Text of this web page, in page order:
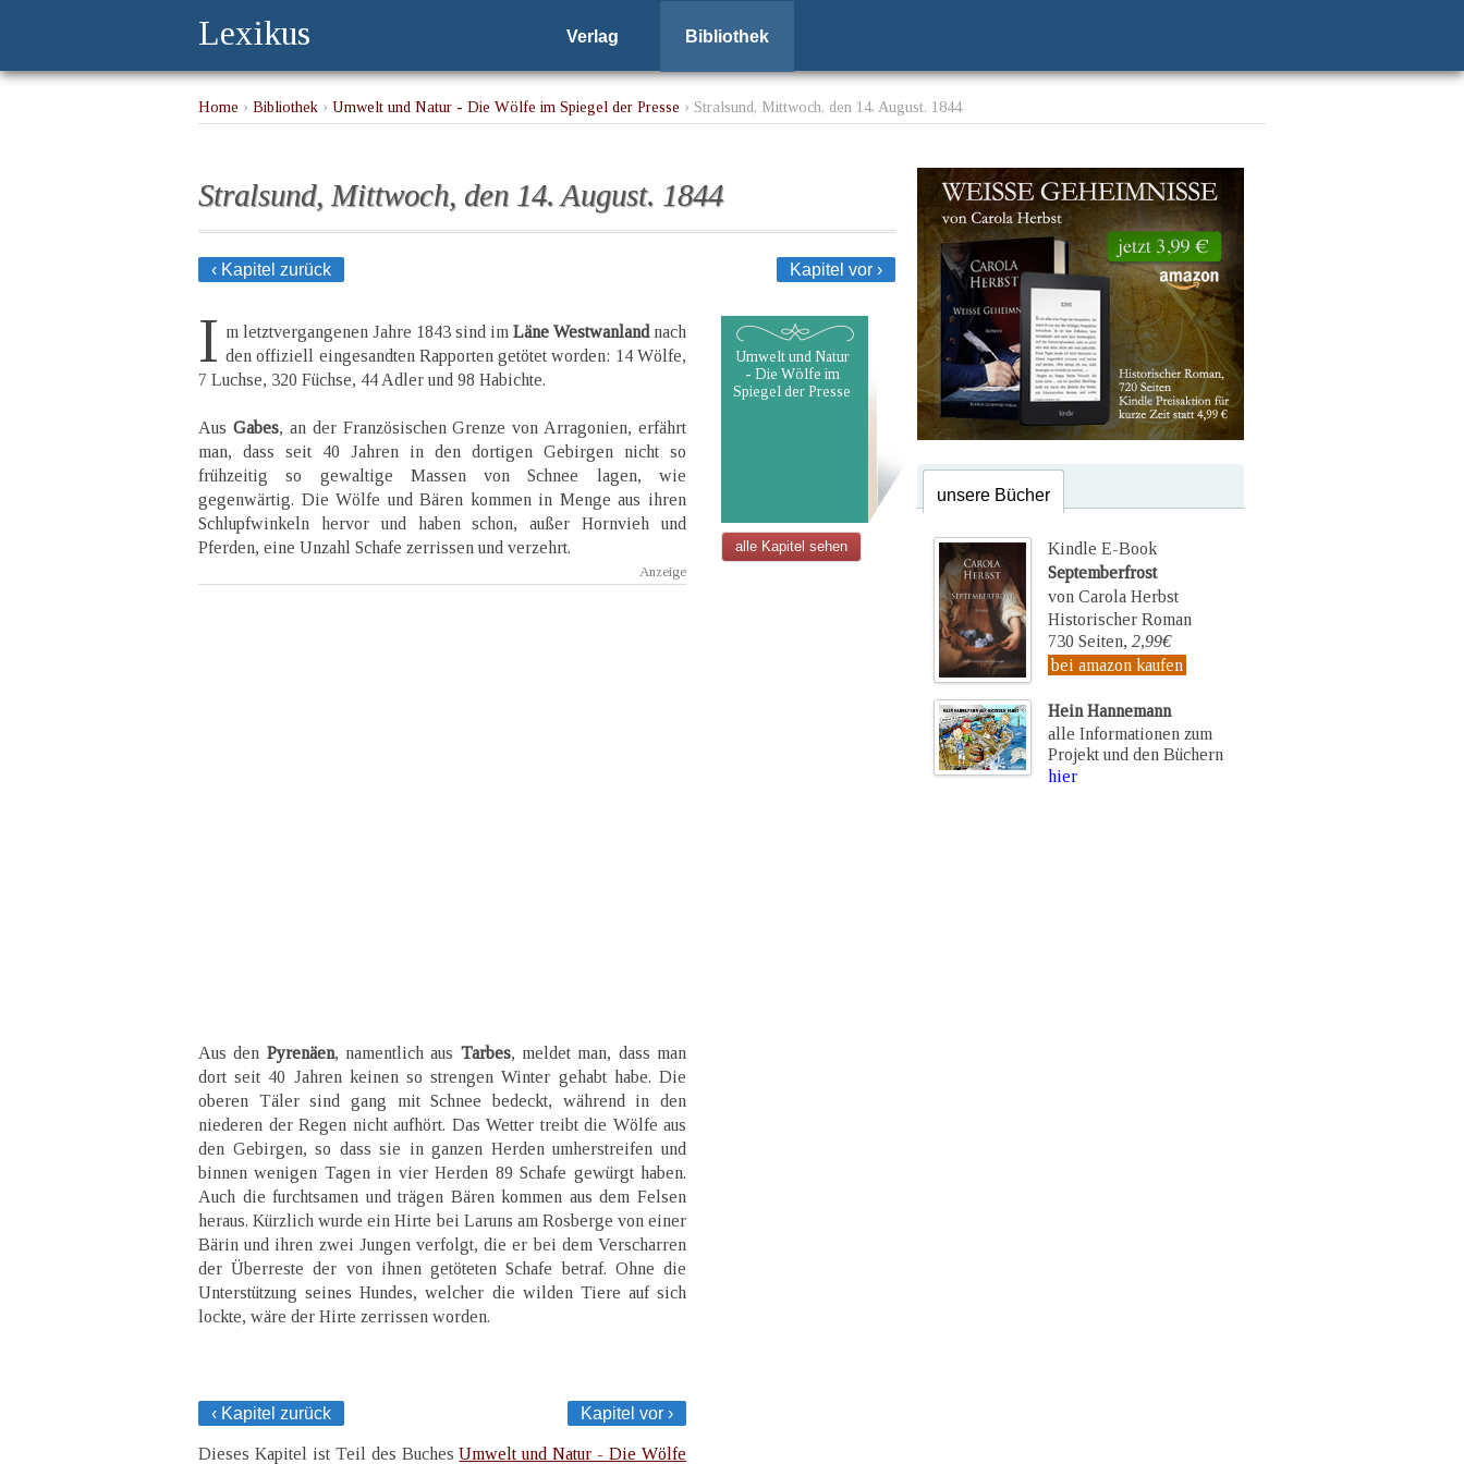
Lexikus Verlag Bibliothek
Home › Bibliothek › Umwelt und Natur - Die Wölfe im Spiegel der Presse › Stralsund, Mittwoch, den 14. August. 1844
Stralsund, Mittwoch, den 14. August. 1844
‹ Kapitel zurück Kapitel vor ›
I m letztvergangenen Jahre 1843 sind im Läne Westwanland nach
den offiziell eingesandten Rapporten getötet worden: 14 Wölfe,
7 Luchse, 320 Füchse, 44 Adler und 98 Habichte.
Aus Gabes, an der Französischen Grenze von Arragonien, erfährt
man, dass seit 40 Jahren in den dortigen Gebirgen nicht so
frühzeitig so gewaltige Massen von Schnee lagen, wie
gegenwärtig. Die Wölfe und Bären kommen in Menge aus ihren
Schlupfwinkeln hervor und haben schon, außer Hornvieh und
Pferden, eine Unzahl Schafe zerrissen und verzehrt.
Aus den Pyrenäen, namentlich aus Tarbes, meldet man, dass man
dort seit 40 Jahren keinen so strengen Winter gehabt habe. Die
oberen Täler sind gang mit Schnee bedeckt, während in den
niederen der Regen nicht aufhört. Das Wetter treibt die Wölfe aus
den Gebirgen, so dass sie in ganzen Herden umherstreifen und
binnen wenigen Tagen in vier Herden 89 Schafe gewürgt haben.
Auch die furchtsamen und trägen Bären kommen aus dem Felsen
heraus. Kürzlich wurde ein Hirte bei Laruns am Rosberge von einer
Bärin und ihren zwei Jungen verfolgt, die er bei dem Verscharren
der Überreste der von ihnen getöteten Schafe betraf. Ohne die
Unterstützung seines Hundes, welcher die wilden Tiere auf sich
lockte, wäre der Hirte zerrissen worden.
‹ Kapitel zurück Kapitel vor ›
Dieses Kapitel ist Teil des BuchesUmwelt und Natur - Die Wölfe
Umwelt und Natur
- Die Wölfe im
Spiegel der Presse
alle Kapitel sehen
unsere Bücher
Kindle E-Book
Septemberfrost
von Carola Herbst
Historischer Roman
730 Seiten, 2,99€
bei amazon kaufen
Hein Hannemann
alle Informationen zum
Projekt und den Büchern
hier